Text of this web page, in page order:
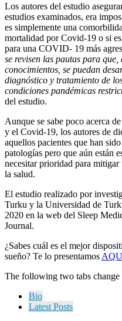
Los autores del estudio
estudios examinados, era
es simplemente una
mortalidad por Covid-19 o si
para una COVID- 19 más
se revisen las pautas para
conocimientos, se puedan
diagnóstico y tratamiento de
condiciones pandémicas
del estudio.
Aunque se sabe poco acerca
y el Covid-19, los autores de
aquellos pacientes que han
patologías pero que aún están
necesitar prioridad para
la salud.
El estudio realizado por
Turku y la Universidad de
2020 en la web del Sleep
Journal.
¿Sabes cuál es el mejor
sueño? Te lo presentamos
The following two tabs change
Bio
Latest Posts